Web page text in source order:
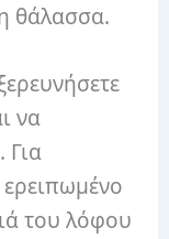
θάλασσα.
να
Για
ερειπωμένο
του λόφου